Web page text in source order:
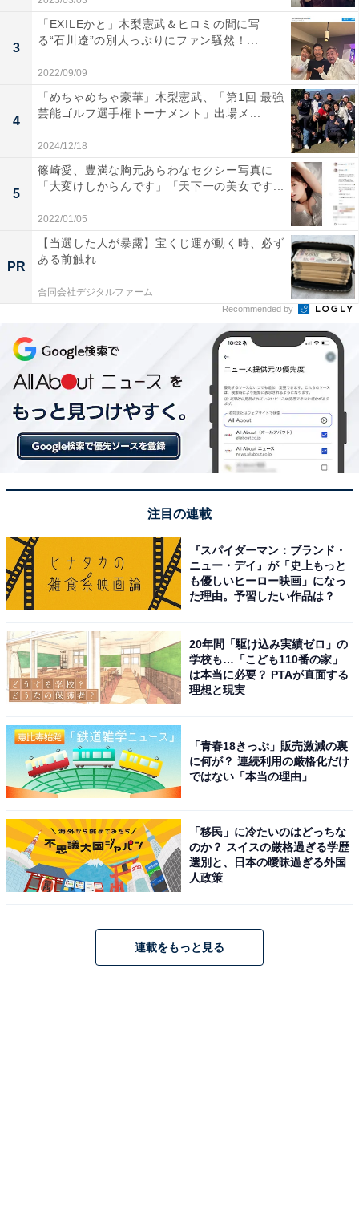
3
「EXILEかと」木梨憲武＆ヒロミの間に写
る“石川遼”の別人っぷりにファン騒然！...
2022/09/09
4
「めちゃめちゃ豪華」木梨憲武、「第1回 最強
芸能ゴルフ選手権トーナメント」出場メ...
2024/12/18
5
篠崎愛、豊満な胸元あらわなセクシー写真に
「大変けしからんです」「天下一の美女です...
2022/01/05
PR
【当選した人が暴露】宝くじ運が動く時、必ず
ある前触れ
合同会社デジタルファーム
Recommended by
注目の連載
『スパイダーマン：ブランド・
ニュー・デイ』が「史上もっと
も優しいヒーロー映画」になっ
た理由。予習したい作品は？
20年間「駆け込み実績ゼロ」の
学校も…「こども110番の家」
は本当に必要？ PTAが直面する
理想と現実
「青春18きっぷ」販売激減の裏
に何が？ 連続利用の厳格化だけ
ではない「本当の理由」
「移民」に冷たいのはどっちな
のか？ スイスの厳格過ぎる学歴
選別と、日本の曖昧過ぎる外国
人政策
連載をもっと見る